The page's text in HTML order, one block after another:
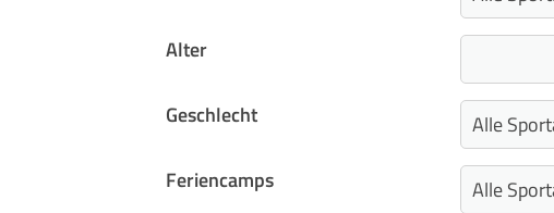
Alter
Geschlecht
Feriencamps
QUICKLINKS
Unser Sportangebot